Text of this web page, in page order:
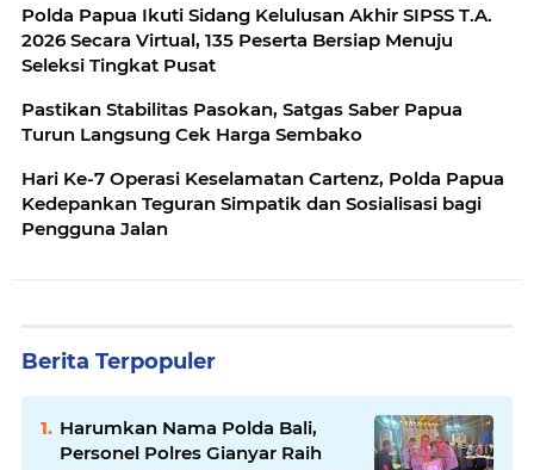
Polda Papua Ikuti Sidang Kelulusan Akhir SIPSS T.A.
2026 Secara Virtual, 135 Peserta Bersiap Menuju
Seleksi Tingkat Pusat
Pastikan Stabilitas Pasokan, Satgas Saber Papua
Turun Langsung Cek Harga Sembako
Hari Ke-7 Operasi Keselamatan Cartenz, Polda Papua
Kedepankan Teguran Simpatik dan Sosialisasi bagi
Pengguna Jalan
Berita Terpopuler
Harumkan Nama Polda Bali,
Personel Polres Gianyar Raih